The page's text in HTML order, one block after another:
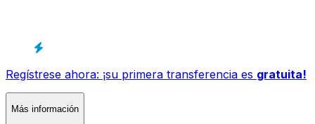
Regístrese ahora: ¡su primera transferencia es gratuita!
Más información